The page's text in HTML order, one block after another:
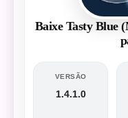
Baixe Tasty Blue
VERSÃO
1.4.1.0